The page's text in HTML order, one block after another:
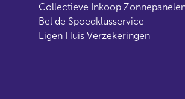
Collectieve Inkoop
Bel de Spoedklusservice
Eigen Huis Verzekeringen